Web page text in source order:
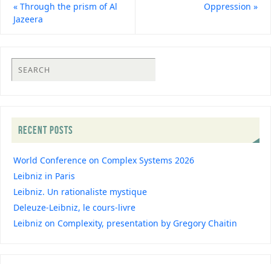
« Through the prism of Al
Jazeera
Oppression »
RECENT POSTS
World Conference on Complex Systems 2026
Leibniz in Paris
Leibniz. Un rationaliste mystique
Deleuze-Leibniz, le cours-livre
Leibniz on Complexity, presentation by Gregory Chaitin